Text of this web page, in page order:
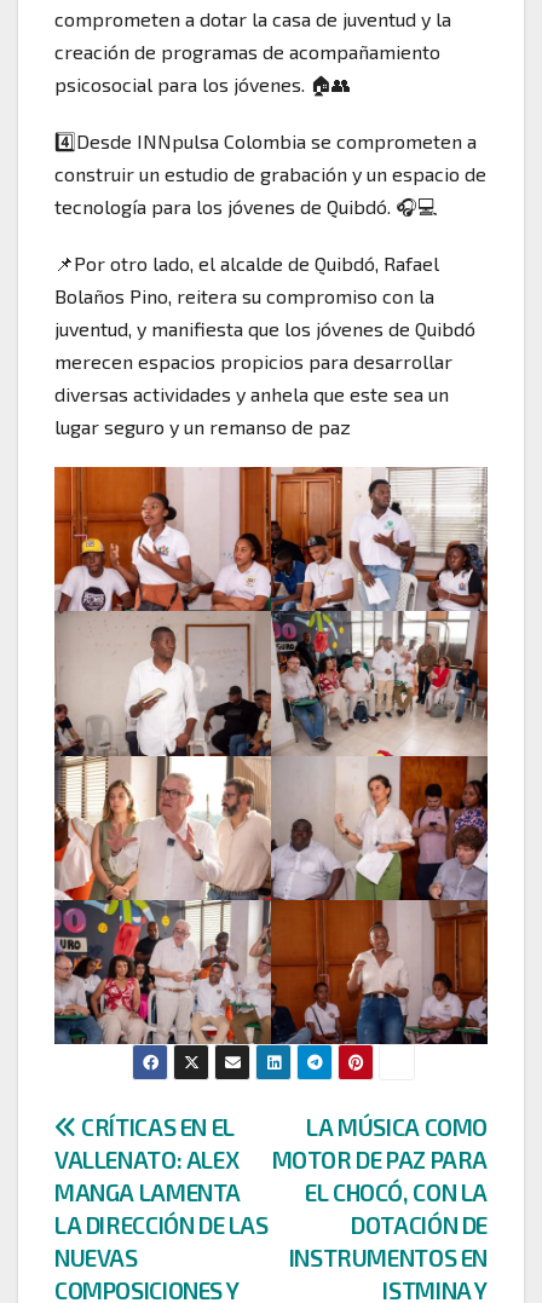
comprometen a dotar la casa de juventud y la
creación de programas de acompañamiento
psicosocial para los jóvenes. 🏠👥
4️⃣Desde INNpulsa Colombia se comprometen a
construir un estudio de grabación y un espacio de
tecnología para los jóvenes de Quibdó. 🎧💻
📌Por otro lado, el alcalde de Quibdó, Rafael
Bolaños Pino, reitera su compromiso con la
juventud, y manifiesta que los jóvenes de Quibdó
merecen espacios propicios para desarrollar
diversas actividades y anhela que este sea un
lugar seguro y un remanso de paz
Navegación
de
entradas
LA MÚSICA COMO
MOTOR DE PAZ PARA
EL CHOCÓ, CON LA
DOTACIÓN DE
INSTRUMENTOS EN
ISTMINA Y
CRÍTICAS EN EL
VALLENATO: ALEX
MANGA LAMENTA
LA DIRECCIÓN DE LAS
NUEVAS
COMPOSICIONES Y